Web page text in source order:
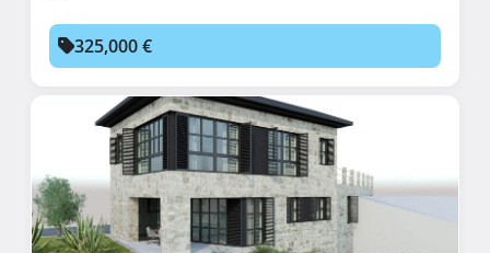
325,000 €